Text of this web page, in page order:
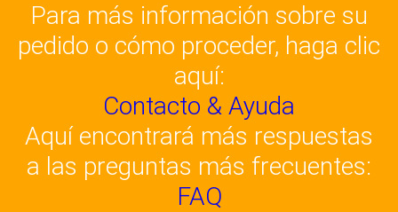
Para más información sobre su
pedido o cómo proceder, haga clic
aquí:
Contacto & Ayuda
Aquí encontrará más respuestas
a las preguntas más frecuentes:
FAQ